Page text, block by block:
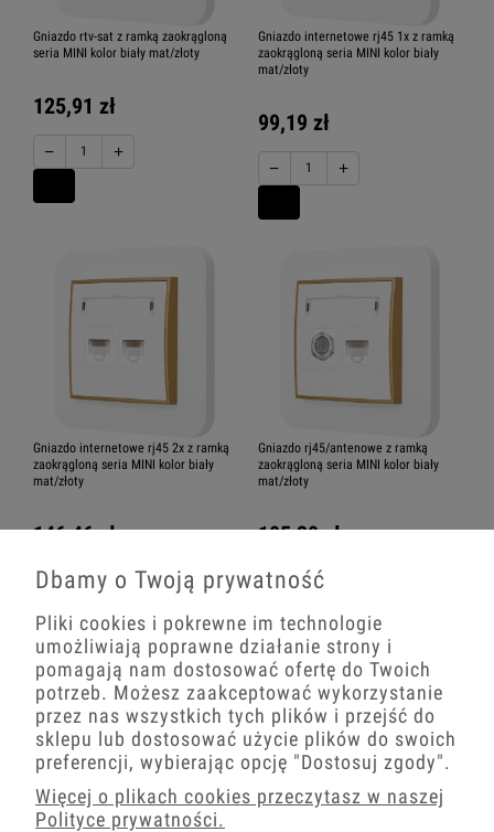
Gniazdo rtv-sat z ramką zaokrągloną
seria MINI kolor biały mat/złoty
125,91 zł
− +
Gniazdo internetowe rj45 1x z ramką
zaokrągloną seria MINI kolor biały
mat/złoty
99,19 zł
− +
Gniazdo internetowe rj45 2x z ramką
zaokrągloną seria MINI kolor biały
mat/złoty
146,46 zł
− +
Gniazdo rj45/antenowe z ramką
zaokrągloną seria MINI kolor biały
mat/złoty
105,30 zł
−
Dbamy o Twoją prywatność
Pliki cookies i pokrewne im technologie
umożliwiają poprawne działanie strony i
pomagają nam dostosować ofertę do Twoich
potrzeb. Możesz zaakceptować wykorzystanie
przez nas wszystkich tych plików i przejść do
sklepu lub dostosować użycie plików do swoich
preferencji, wybierając opcję "Dostosuj zgody".
Więcej o plikach cookies przeczytasz w naszej
Polityce prywatności.